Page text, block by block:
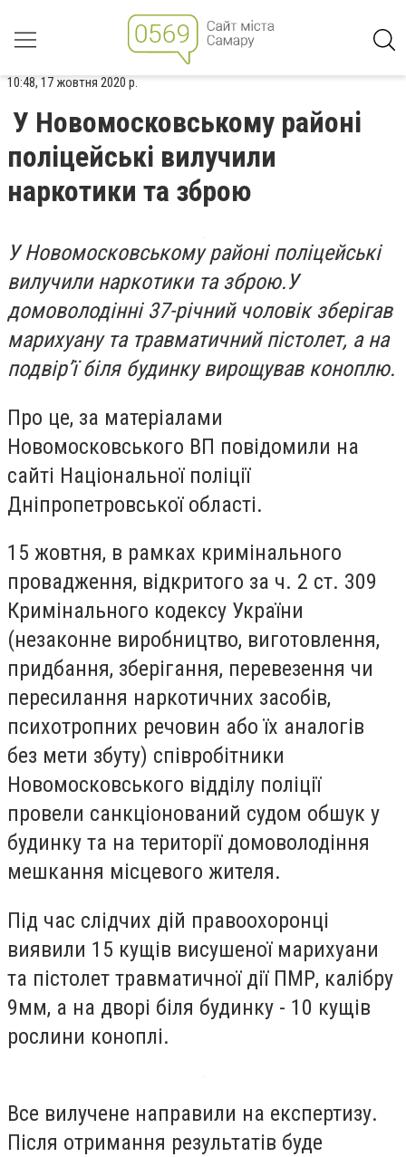
10:48, 17 жовтня 2020 р.
У Новомосковському районі
поліцейські вилучили
наркотики та зброю
У Новомосковському районі поліцейські
вилучили наркотики та зброю.У
домоволодінні 37-річний чоловік зберігав
марихуану та травматичний пістолет, а на
подвір’ї біля будинку вирощував коноплю.
Про це, за матеріалами
Новомосковського ВП повідомили на
сайті Національної поліції
Дніпропетровської області.
15 жовтня, в рамках кримінального
провадження, відкритого за ч. 2 ст. 309
Кримінального кодексу України
(незаконне виробництво, виготовлення,
придбання, зберігання, перевезення чи
пересилання наркотичних засобів,
психотропних речовин або їх аналогів
без мети збуту) співробітники
Новомосковського відділу поліції
провели санкціонований судом обшук у
будинку та на території домоволодіння
мешкання місцевого жителя.
Під час слідчих дій правоохоронці
виявили 15 кущів висушеної марихуани
та пістолет травматичної дії ПМР, калібру
9мм, а на дворі біля будинку - 10 кущів
рослини коноплі.
Все вилучене направили на експертизу.
Після отримання результатів буде